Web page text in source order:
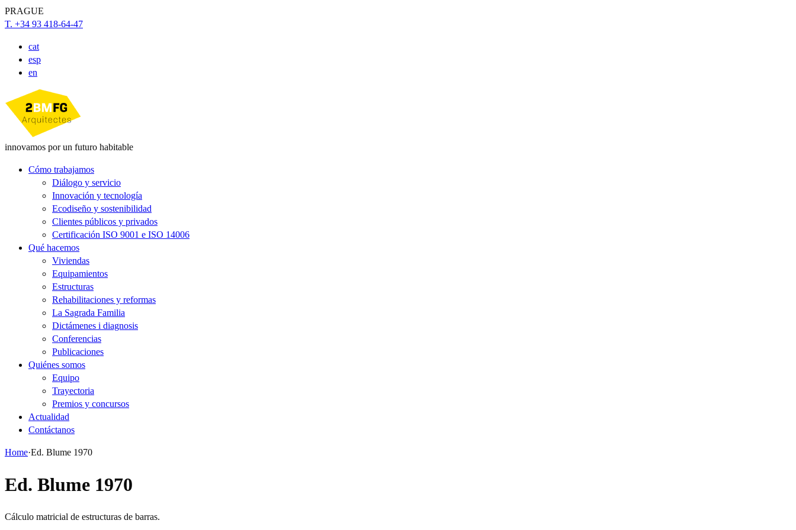
PRAGUE
T. +34 93 418-64-47
cat
esp
en
innovamos por un futuro habitable
Cómo trabajamos
Diálogo y servicio
Innovación y tecnología
Ecodiseño y sostenibilidad
Clientes públicos y privados
Certificación ISO 9001 e ISO 14006
Qué hacemos
Viviendas
Equipamientos
Estructuras
Rehabilitaciones y reformas
La Sagrada Familia
Dictámenes i diagnosis
Conferencias
Publicaciones
Quiénes somos
Equipo
Trayectoria
Premios y concursos
Actualidad
Contáctanos
Home·Ed. Blume 1970
Ed. Blume 1970
Cálculo matricial de estructuras de barras.